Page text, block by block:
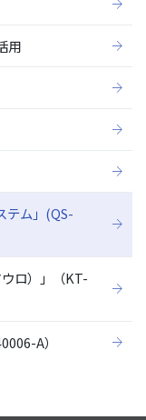
用
テム」(QS-
ロ）」（KT-
A）